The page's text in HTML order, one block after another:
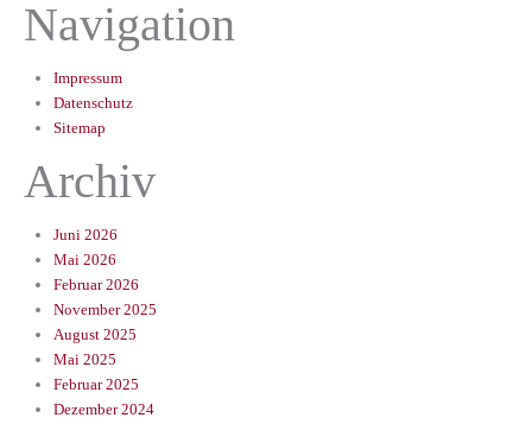
Navigation
Impressum
Datenschutz
Sitemap
Archiv
Juni 2026
Mai 2026
Februar 2026
November 2025
August 2025
Mai 2025
Februar 2025
Dezember 2024